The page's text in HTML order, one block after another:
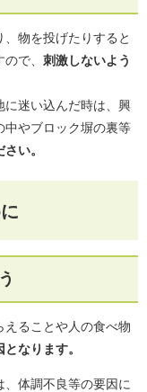
物を投げたりすると
で、 刺激しないよう
迷い込んだ時は、興
中やブロック塀の裏等
い。
ることや人の食べ物
なります。
体調不良等の要因に